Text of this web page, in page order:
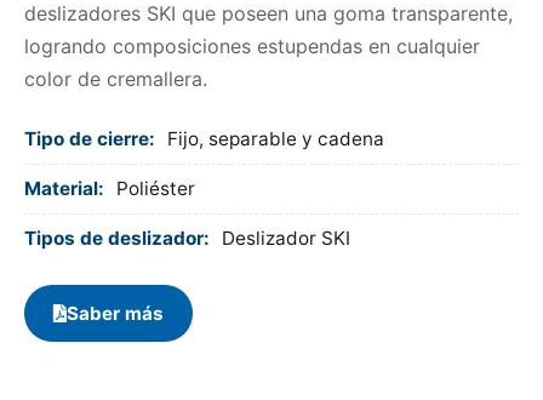
deslizadores SKI que poseen una goma transparente,
logrando composiciones estupendas en cualquier
color de cremallera.
Tipo de cierre: Fijo, separable y cadena
Material: Poliéster
Tipos de deslizador: Deslizador SKI
Saber más